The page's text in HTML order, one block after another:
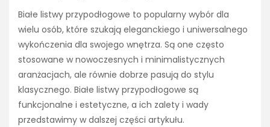
Białe listwy przypodłogowe to popularny wybór dla
wielu osób, które szukają eleganckiego i uniwersalnego
wykończenia dla swojego wnętrza. Są one często
stosowane w nowoczesnych i minimalistycznych
aranżacjach, ale równie dobrze pasują do stylu
klasycznego. Białe listwy przypodłogowe są
funkcjonalne i estetyczne, a ich zalety i wady
przedstawimy w dalszej części artykułu.